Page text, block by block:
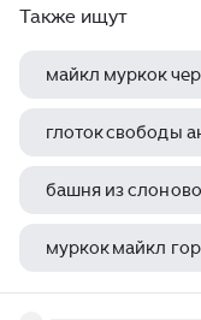
Также ищут
майкл муркок
глоток свободы
башня из
муркок майкл